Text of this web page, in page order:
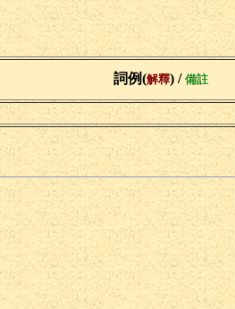
詞例(解釋) / 備註